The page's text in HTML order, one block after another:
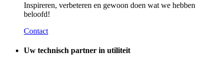
Inspireren, verbeteren en gewoon doen wat we hebben
beloofd!
Contact
Uw technisch partner in utiliteit